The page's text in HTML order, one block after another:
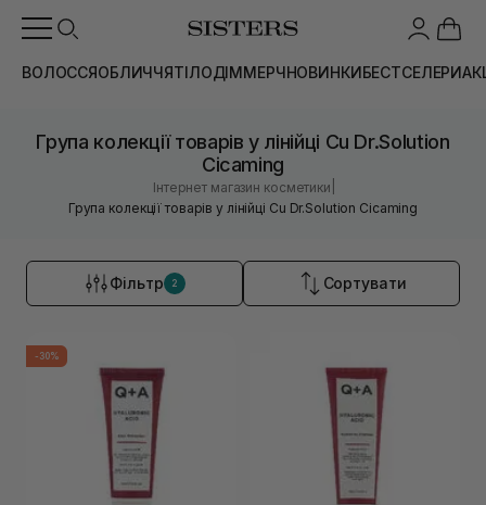
ВОЛОССЯОБЛИЧЧЯТІЛОДІММЕРЧНОВИНКИБЕСТСЕЛЕРИ
Група колекції товарів у лінійці Cu Dr.Solution
Cicaming
Інтернет магазин косметики
Група колекції товарів у лінійці Cu Dr.Solution Cicaming
Фільтр 2 Сортувати
-30%